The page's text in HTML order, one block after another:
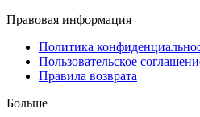
Правовая информация
Политика
Пользовательское
Правила возврата
Больше